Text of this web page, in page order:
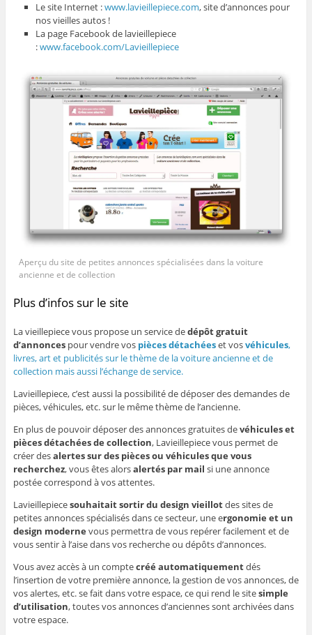
Le site Internet :www.lavieillepiece.com, site d’annonces pour
nos vieilles autos !
La page Facebook de lavieillepiece
:www.facebook.com/Lavieillepiece
Aperçu du site de petites annonces spécialisées dans la voiture
ancienne et de collection
Plus d’infos sur le site
La vieillepiece vous propose un service dedépôt gratuit
d’annoncespour vendre vos pièces détachéeset vosvéhicules,
livres, art et publicités sur le thème de la voiture ancienne et de
collection mais aussi l’échange de service.
Lavieillepiece, c’est aussi la possibilité de déposer des demandes de
pièces, véhicules, etc. sur le même thème de l’ancienne.
En plus de pouvoir déposer des annonces gratuites devéhicules et
pièces détachées de collection, Lavieillepiece vous permet de
créer desalertes sur des pièces ou véhicules que vous
recherchez, vous êtes alorsalertés par mail si une annonce
postée correspond à vos attentes.
Lavieillepiecesouhaitait sortir du design vieillotdes sites de
petites annonces spécialisés dans ce secteur, une ergonomie et un
design moderne vous permettra de vous repérer facilement et de
vous sentir à l’aise dans vos recherche ou dépôts d’annonces.
Vous avez accès à un comptecréé automatiquementdés
l’insertion de votre première annonce, la gestion de vos annonces, de
vos alertes, etc. se fait dans votre espace, ce qui rend le sitesimple
d’utilisation, toutes vos annonces d’anciennes sont archivées dans
votre espace.